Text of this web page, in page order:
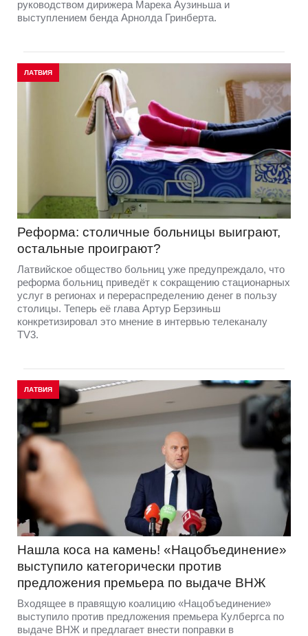
руководством дирижера Марека Аузиньша и
выступлением бенда Арнолда Гринберта.
ЛАТВИЯ
Реформа: столичные больницы выиграют,
остальные проиграют?
Латвийское общество больниц уже предупреждало, что
реформа больниц приведёт к сокращению стационарных
услуг в регионах и перераспределению денег в пользу
столицы. Теперь её глава Артур Берзиньш
конкретизировал это мнение в интервью телеканалу
TV3.
ЛАТВИЯ
Нашла коса на камень! «Нацобъединение»
выступило категорически против
предложения премьера по выдаче ВНЖ
Входящее в правящую коалицию «Нацобъединение»
выступило против предложения премьера Кулбергса по
выдаче ВНЖ и предлагает внести поправки в